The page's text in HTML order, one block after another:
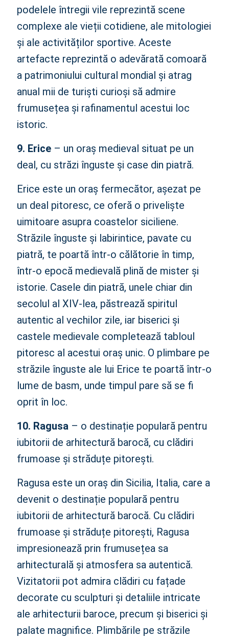
podelele întregii vile reprezintă scene
complexe ale vieții cotidiene, ale mitologiei
și ale activităților sportive. Aceste
artefacte reprezintă o adevărată comoară
a patrimoniului cultural mondial și atrag
anual mii de turiști curioși să admire
frumusețea și rafinamentul acestui loc
istoric.
9. Erice – un oraș medieval situat pe un
deal, cu străzi înguste și case din piatră.
Erice este un oraș fermecător, așezat pe
un deal pitoresc, ce oferă o priveliște
uimitoare asupra coastelor siciliene.
Străzile înguste și labirintice, pavate cu
piatră, te poartă într-o călătorie în timp,
într-o epocă medievală plină de mister și
istorie. Casele din piatră, unele chiar din
secolul al XIV-lea, păstrează spiritul
autentic al vechilor zile, iar biserici și
castele medievale completează tabloul
pitoresc al acestui oraș unic. O plimbare pe
străzile înguste ale lui Erice te poartă într-o
lume de basm, unde timpul pare să se fi
oprit în loc.
10. Ragusa – o destinație populară pentru
iubitorii de arhitectură barocă, cu clădiri
frumoase și străduțe pitorești.
Ragusa este un oraș din Sicilia, Italia, care a
devenit o destinație populară pentru
iubitorii de arhitectură barocă. Cu clădiri
frumoase și străduțe pitorești, Ragusa
impresionează prin frumusețea sa
arhitecturală și atmosfera sa autentică.
Vizitatorii pot admira clădiri cu fațade
decorate cu sculpturi și detaliile intricate
ale arhitecturii baroce, precum și biserici și
palate magnifice. Plimbările pe străzile